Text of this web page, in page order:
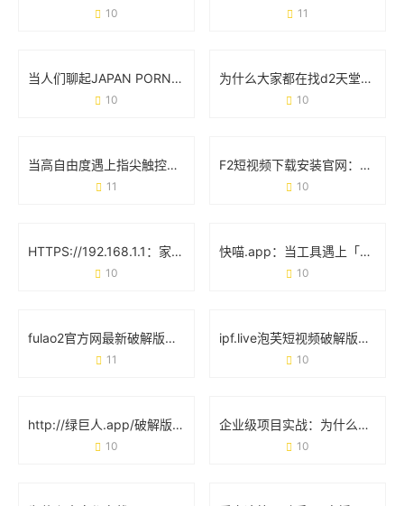
10 11
当人们聊起JAPAN PORN XXX时 他们究竟在关注什么？
10
为什么大家都在找d2天堂污app下载官网版？看完这篇你就懂了
10
当高自由度遇上指尖触控：聊聊**Honey Select2手机版**的真实体验
11
F2短视频下载安装官网：轻松获取官方资源，解锁海量视频玩法
10
HTTPS://192.168.1.1：家庭网络的“控制台”与使用避坑指南
10
快喵.app：当工具遇上「无感化」体验会发生什么？
10
fulao2官方网最新破解版：实测体验与用户真实反馈
11
ipf.live泡芙短视频破解版下载安装：这些细节你可能还不知道
10
http://绿巨人.app/破解版：用户明知风险却不愿放弃的真相
10
企业级项目实战：为什么选择JSP成品网站能省下60%开发时间？
10